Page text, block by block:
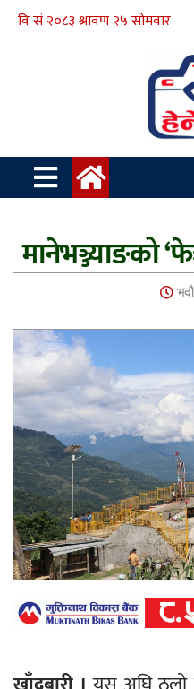
मानेभञ्ज्याङको